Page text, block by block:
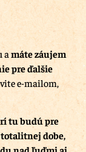
amáte záujem
pre ďalšie
e-mailom,
tu budú pre
totalitnej dobe,